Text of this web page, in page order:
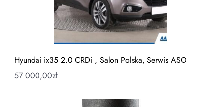
Hyundai ix35 2.0 CRDi , Salon Polska, Serwis ASO
57 000,00zł